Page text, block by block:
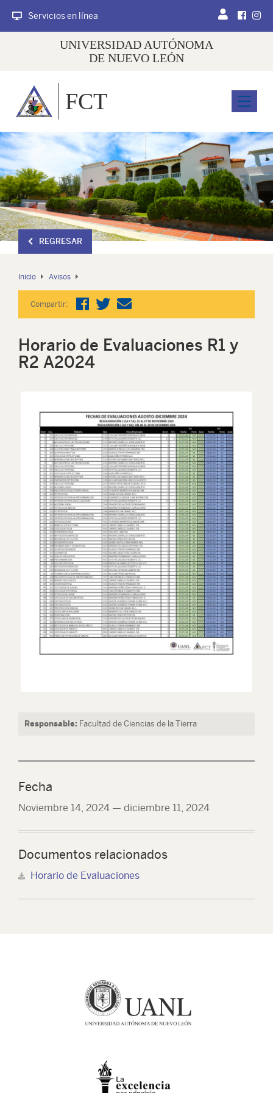
Servicios en línea
UNIVERSIDAD AUTÓNOMA
DE NUEVO LEÓN
Menu
FCT
REGRESAR
Inicio Avisos
Compartir:
Horario de Evaluaciones R1 y
R2 A2024
Responsable: Facultad de Ciencias de la Tierra
Fecha
Noviembre 14, 2024 — diciembre 11, 2024
Documentos relacionados
Horario de Evaluaciones